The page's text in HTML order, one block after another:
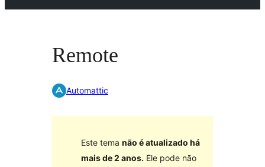
Remote
Automattic
Este tema não é atualizado há
mais de 2 anos. Ele pode não